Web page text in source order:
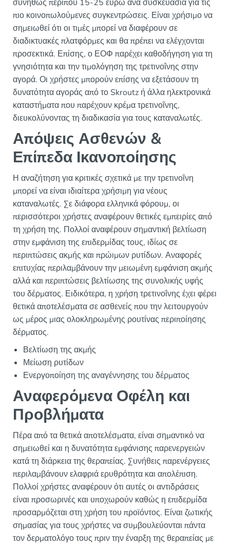
συνήθως περίπου 15-25 ευρώ ανά συσκευασία για τις
πιο κοινοπωλούμενες συγκεντρώσεις. Είναι χρήσιμο να
σημειωθεί ότι οι τιμές μπορεί να διαφέρουν σε
διαδικτυακές πλατφόρμες και θα πρέπει να ελέγχονται
προσεκτικά. Επίσης, ο ΕΟΦ παρέχει καθοδήγηση για τη
γνησιότητα και την τιμολόγηση της τρετινοΐνης στην
αγορά. Οι χρήστες μπορούν επίσης να εξετάσουν τη
δυνατότητα αγοράς από το Skroutz ή άλλα ηλεκτρονικά
καταστήματα που παρέχουν κρέμα τρετινοΐνης,
διευκολύνοντας τη διαδικασία για τους καταναλωτές.
Απόψεις Ασθενών &
Επίπεδα Ικανοποίησης
Η αναζήτηση για κριτικές σχετικά με την τρετινοΐνη
μπορεί να είναι ιδιαίτερα χρήσιμη για νέους
καταναλωτές. Σε διάφορα ελληνικά φόρουμ, οι
περισσότεροι χρήστες αναφέρουν θετικές εμπειρίες από
τη χρήση της. Πολλοί αναφέρουν σημαντική βελτίωση
στην εμφάνιση της επιδερμίδας τους, ιδίως σε
περιπτώσεις ακμής και πρώιμων ρυτίδων. Αναφορές
επιτυχίας περιλαμβάνουν την μειωμένη εμφάνιση ακμής
αλλά και περιπτώσεις βελτίωσης της συνολικής υφής
του δέρματος. Ειδικότερα, η χρήση τρετινοΐνης έχει φέρει
θετικά αποτελέσματα σε ασθενείς που την λειτουργούν
ως μέρος μιας ολοκληρωμένης ρουτίνας περιποίησης
δέρματος.
Βελτίωση της ακμής
Μείωση ρυτίδων
Ενεργοποίηση της αναγέννησης του δέρματος
Αναφερόμενα Οφέλη και
Προβλήματα
Πέρα από τα θετικά αποτελέσματα, είναι σημαντικό να
σημειωθεί και η δυνατότητα εμφάνισης παρενεργειών
κατά τη διάρκεια της θεραπείας. Συνήθεις παρενέργειες
περιλαμβάνουν ελαφριά ερυθρότητα και απολέπιση.
Πολλοί χρήστες αναφέρουν ότι αυτές οι αντιδράσεις
είναι προσωρινές και υποχωρούν καθώς η επιδερμίδα
προσαρμόζεται στη χρήση του προϊόντος. Είναι ζωτικής
σημασίας για τους χρήστες να συμβουλεύονται πάντα
τον δερματολόγο τους πριν την έναρξη της θεραπείας με